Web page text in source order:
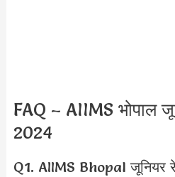
FAQ – AIIMS भोपाल
2024
Q1. AIIMS Bhopal जूनियर